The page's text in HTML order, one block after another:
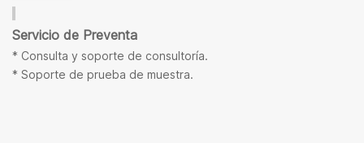
Servicio de Preventa
* Consulta y soporte de consultoría.
* Soporte de prueba de muestra.